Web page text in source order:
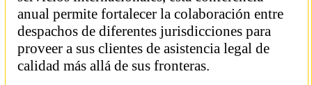
anual permite fortalecer la colaboración entre
despachos de diferentes jurisdicciones para
proveer a sus clientes de asistencia legal de
calidad más allá de sus fronteras.